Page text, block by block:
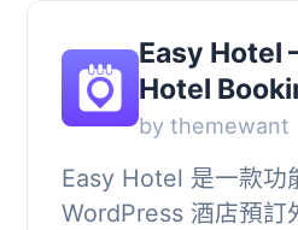
Easy Hotel
Hotel
by themewant
Easy Hotel 是一款功
WordPress 酒店預訂